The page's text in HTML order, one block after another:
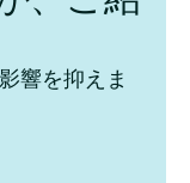
響を抑えま